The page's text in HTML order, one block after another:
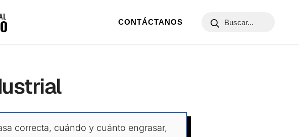
CONTÁCTANOS
correcta, cuándo y cuánto engrasar,